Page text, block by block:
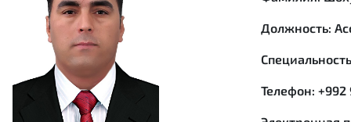
Должность:
Телефон: +992